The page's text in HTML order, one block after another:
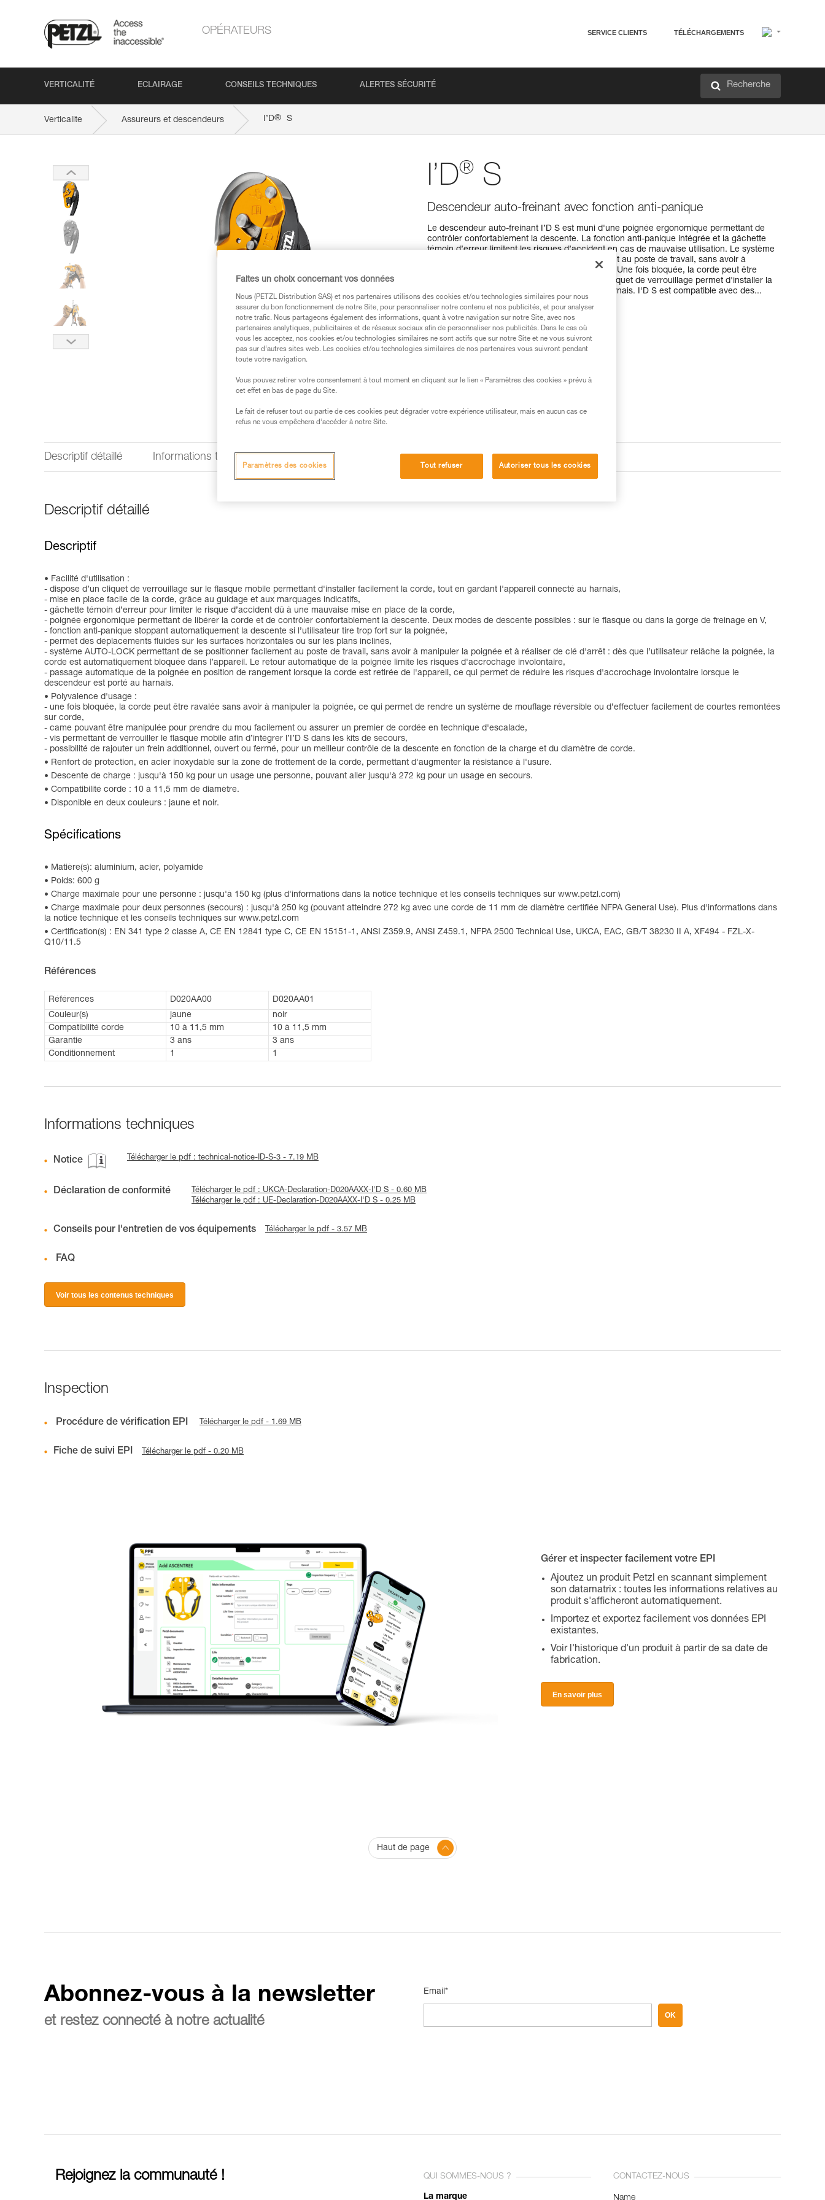
OPÉRATEURS SERVICE CLIENTS TÉLÉCHARGEMENTS
VERTICALITÉ ECLAIRAGE CONSEILS TECHNIQUES ALERTES SÉCURITÉ Recherche
Verticalite Assureurs et descendeurs I’D® S
I’D® S
Descendeur auto-freinant avec fonction anti-panique
Le descendeur auto-freinant I’D S est muni d'une poignée ergonomique permettant de
contrôler confortablement la descente. La fonction anti-panique intégrée et la gâchette
témoin d’erreur limitent les risques d’accident en cas de mauvaise utilisation. Le système
AUTO-LOCK permet de se positionner facilement au poste de travail, sans avoir à
manipuler la poignée et à réaliser de clé d'arrêt. Une fois bloquée, la corde peut être
ravalée sans avoir à manipuler la poignée. Le cliquet de verrouillage permet d'installer la
corde tout en gardant l'appareil connecté au harnais. I'D S est compatible avec des...
Lire la suite
Trouvez un revendeur
Descriptif détaillé Informations techniques Inspection
Descriptif détaillé
Descriptif
Facilité d'utilisation :
- dispose d’un cliquet de verrouillage sur le flasque mobile permettant d'installer facilement la corde, tout en gardant l'appareil connecté au harnais,
- mise en place facile de la corde, grâce au guidage et aux marquages indicatifs,
- gâchette témoin d’erreur pour limiter le risque d’accident dû à une mauvaise mise en place de la corde,
- poignée ergonomique permettant de libérer la corde et de contrôler confortablement la descente. Deux modes de descente possibles : sur le flasque ou dans la gorge de freinage en V,
- fonction anti-panique stoppant automatiquement la descente si l’utilisateur tire trop fort sur la poignée,
- permet des déplacements fluides sur les surfaces horizontales ou sur les plans inclinés,
- système AUTO-LOCK permettant de se positionner facilement au poste de travail, sans avoir à manipuler la poignée et à réaliser de clé d'arrêt : dès que l’utilisateur relâche la poignée, la
corde est automatiquement bloquée dans l’appareil. Le retour automatique de la poignée limite les risques d'accrochage involontaire,
- passage automatique de la poignée en position de rangement lorsque la corde est retirée de l'appareil, ce qui permet de réduire les risques d'accrochage involontaire lorsque le
descendeur est porté au harnais.
Polyvalence d'usage :
- une fois bloquée, la corde peut être ravalée sans avoir à manipuler la poignée, ce qui permet de rendre un système de mouflage réversible ou d’effectuer facilement de courtes remontées
sur corde,
- came pouvant être manipulée pour prendre du mou facilement ou assurer un premier de cordée en technique d'escalade,
- vis permettant de verrouiller le flasque mobile afin d’intégrer l’I’D S dans les kits de secours,
- possibilité de rajouter un frein additionnel, ouvert ou fermé, pour un meilleur contrôle de la descente en fonction de la charge et du diamètre de corde.
Renfort de protection, en acier inoxydable sur la zone de frottement de la corde, permettant d'augmenter la résistance à l'usure.
Descente de charge : jusqu'à 150 kg pour un usage une personne, pouvant aller jusqu'à 272 kg pour un usage en secours.
Compatibilité corde : 10 à 11,5 mm de diamètre.
Disponible en deux couleurs : jaune et noir.
Spécifications
Matière(s): aluminium, acier, polyamide
Poids: 600 g
Charge maximale pour une personne : jusqu'à 150 kg (plus d'informations dans la notice technique et les conseils techniques sur www.petzl.com)
Charge maximale pour deux personnes (secours) : jusqu'à 250 kg (pouvant atteindre 272 kg avec une corde de 11 mm de diamètre certifiée NFPA General Use). Plus d'informations dans
la notice technique et les conseils techniques sur www.petzl.com
Certification(s) : EN 341 type 2 classe A, CE EN 12841 type C, CE EN 15151-1, ANSI Z359.9, ANSI Z459.1, NFPA 2500 Technical Use, UKCA, EAC, GB/T 38230 II A, XF494 - FZL-X-
Q10/11.5
Références
Références D020AA00
D020AA01
Couleur(s)
jaune
noir
Compatibilité corde
10 à 11,5 mm
10 à 11,5 mm
Garantie
3 ans
3 ans
Conditionnement
1 1
Informations techniques
Notice Télécharger le pdf : technical-notice-ID-S-3 - 7.19 MB
Déclaration de conformité
Télécharger le pdf : UKCA-Declaration-D020AAXX-I'D S - 0.60 MB
Télécharger le pdf : UE-Declaration-D020AAXX-I'D S - 0.25 MB
Conseils pour l'entretien de vos équipements Télécharger le pdf - 3.57 MB
FAQ
Voir tous les contenus techniques
Inspection
Procédure de vérification EPI Télécharger le pdf - 1.69 MB
Fiche de suivi EPI Télécharger le pdf - 0.20 MB
Gérer et inspecter facilement votre EPI
Ajoutez un produit Petzl en scannant simplement
son datamatrix : toutes les informations relatives au
produit s'afficheront automatiquement.
Importez et exportez facilement vos données EPI
existantes.
Voir l'historique d'un produit à partir de sa date de
fabrication.
En savoir plus
Haut de page
Abonnez-vous à la newsletter
et restez connecté à notre actualité
Email*
OK
Rejoignez la communauté ! QUI SOMMES-NOUS ?
La marque
CONTACTEZ-NOUS
Faites un choix concernant vos données
Nous (PETZL Distribution SAS) et nos partenaires utilisons des cookies et/ou technologies similaires pour nous
assurer du bon fonctionnement de notre Site, pour personnaliser notre contenu et nos publicités, et pour analyser
notre trafic. Nous partageons également des informations, quant à votre navigation sur notre Site, avec nos
partenaires analytiques, publicitaires et de réseaux sociaux afin de personnaliser nos publicités. Dans le cas où
vous les acceptez, nos cookies et/ou technologies similaires ne sont actifs que sur notre Site et ne vous suivront
pas sur d’autres sites web. Les cookies et/ou technologies similaires de nos partenaires vous suivront pendant
toute votre navigation.
Vous pouvez retirer votre consentement à tout moment en cliquant sur le lien « Paramètres des cookies » prévu à
cet effet en bas de page du Site.
Le fait de refuser tout ou partie de ces cookies peut dégrader votre expérience utilisateur, mais en aucun cas ce
refus ne vous empêchera d’accéder à notre Site.
Tout refuser Autoriser tous les cookies
Paramètres des cookies